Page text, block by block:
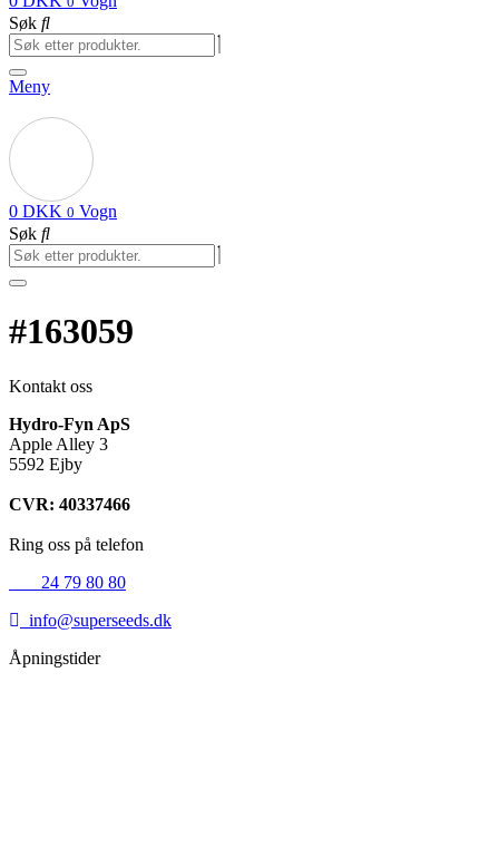
Søk
Meny
0 DKK 0 Vogn
Søk
#163059
Kontakt oss
Hydro-Fyn ApS
Apple Alley 3
5592 Ejby
CVR: 40337466
Ring oss på telefon
24 79 80 80
info@superseeds.dk
Åpningstider